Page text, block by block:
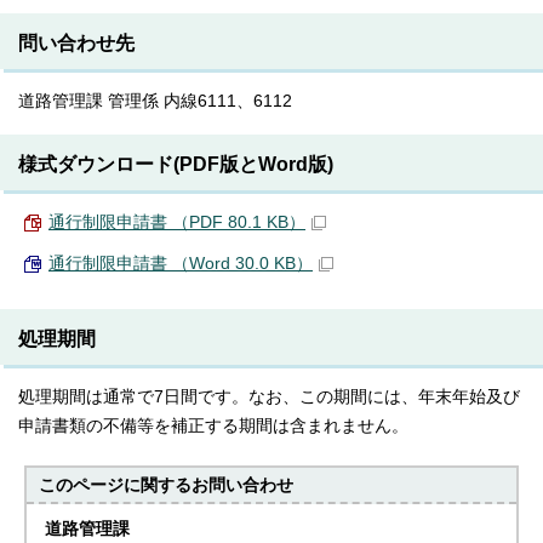
問い合わせ先
道路管理課 管理係 内線6111、6112
様式ダウンロード(PDF版とWord版)
通行制限申請書 （PDF 80.1 KB）
通行制限申請書 （Word 30.0 KB）
処理期間
処理期間は通常で7日間です。なお、この期間には、年末年始及び
申請書類の不備等を補正する期間は含まれません。
このページに関するお問い合わせ
道路管理課